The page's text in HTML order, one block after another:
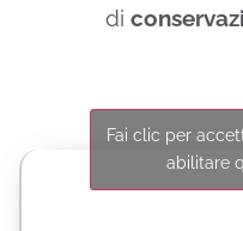
di
Fai clic per
abilitare